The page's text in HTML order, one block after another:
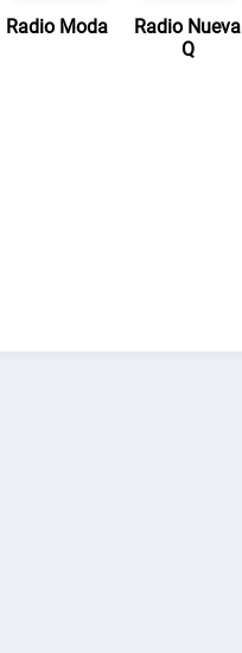
Radio Moda
Radio Nueva
Q